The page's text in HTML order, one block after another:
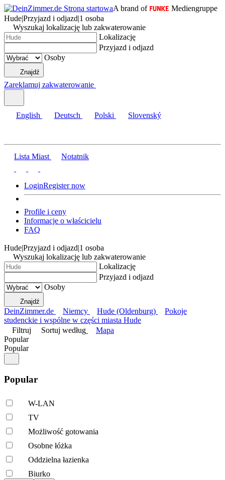
A brand of
Mediengruppe
Hude|Przyjazd i odjazd|1 osoba
Wyszukaj lokalizację lub zakwaterowanie
Lokalizację
Przyjazd i odjazd
Osoby
Znajdź
Zareklamuj zakwaterowanie
English Deutsch Polski Slovenský
Lista Miast Notatnik
LoginRegister now
Profile i ceny
Informacje o właścicielu
FAQ
Hude|Przyjazd i odjazd|1 osoba
Wyszukaj lokalizację lub zakwaterowanie
Lokalizację
Przyjazd i odjazd
Osoby
Znajdź
DeinZimmer.de Niemcy Hude (Oldenburg)
Pokoje
studenckie i wspólne w części miasta Hude
Filtruj
Sortuj według
Mapa
Popular
Popular
Popular
W-LAN
TV
Możliwość gotowania
Osobne łóżka
Oddzielna łazienka
Biurko